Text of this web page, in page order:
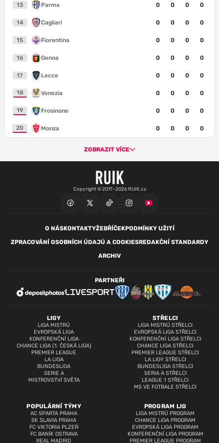
13 Parma 0 0 0 0
14 Cagliari 0 0 0 0
15 Fiorentina 0 0 0 0
16 Genoa 0 0 0 0
17 Lecce 0 0 0 0
18 Venezia 0 0 0 0
19 Frosinone 0 0 0 0
20 Monza 0 0 0 0
ZOBRAZIT VÍCE
Copyright © 2017–2026 RUIK.cz
O NÁSKONTAKTYŽEBŘÍČEKPODMÍNKY UŽITÍ
ZPRACOVÁNÍ OSOBNÍCH ÚDAJŮ A COOKIESREDAKČNÍ STANDARDY
ARCHIV
LIGY
LIGA MISTRŮ
EVROPSKÁ LIGA
KONFERENČNÍ LIGA
CHANCE LIGA (1. ČESKÁ LIGA)
PREMIER LEAGUE
LA LIGA
BUNDESLIGA
SERIE A
MISTROVSTVÍ SVĚTA
STŘELCI
LIGA MISTRŮ STŘELCI
EVROPSKÁ LIGA STŘELCI
KONFERENČNÍ LIGA STŘELCI
CHANCE LIGA STŘELCI
PREMIER LEAGUE STŘELCI
LA LIGY STŘELCI
BUNDESLIGA STŘELCI
SERIA A STŘELCI
LEAGUE 1 STŘELCI
MS VE FOTBALE STŘELCI
POPULÁRNÍ TÝMY
AC SPARTA PRAHA
SK SLAVIA PRAHA
FC VIKTORIA PLZEŇ
FC BANÍK OSTRAVA
REAL MADRID
PROGRAM LIG
LIGA MISTRŮ PROGRAM
CHANCE LIGA PROGRAM
EVROPSKÁ LIGA PROGRAM
KONFERENČNÍ LIGA PROGRAM
PREMIER LEAGUE PROGRAM
PARTNEŘI